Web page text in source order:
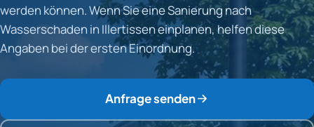
werden können. Wenn Sie eine Sanierung nach
Wasserschaden in Illertissen einplanen, helfen diese
Angaben bei der ersten Einordnung.
Anfrage senden